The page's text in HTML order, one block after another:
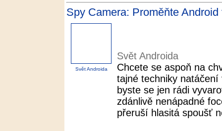
Spy Camera: Proměňte
Svět Androida
Svět Androida
Chcete se aspoň na
tajné techniky
byste se jen rádi
zdánlivě nenápadné
přeruší hlasitá spoušť